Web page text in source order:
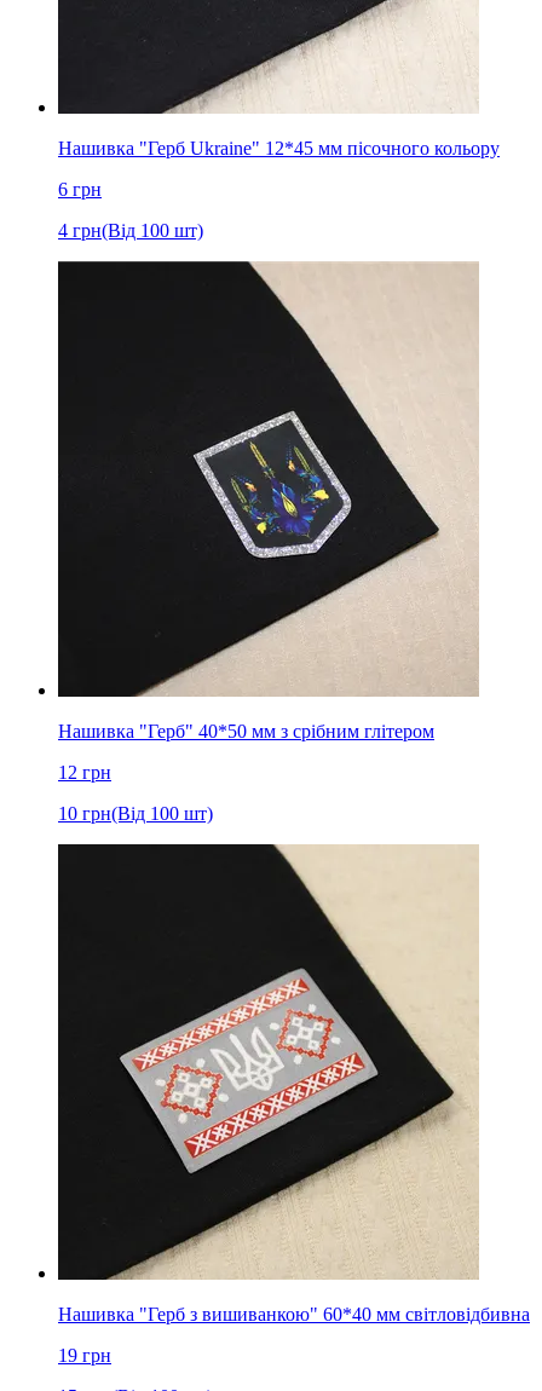
Нашивка "Герб Ukraine" 12*45 мм пісочного кольору
6 грн
4 грн(Від 100 шт)
Нашивка "Герб" 40*50 мм з срібним глітером
12 грн
10 грн(Від 100 шт)
Нашивка "Герб з вишиванкою" 60*40 мм світловідбивна
19 грн